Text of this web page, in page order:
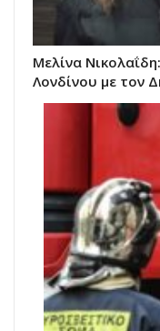
Μελίνα
Λονδίνου με τον